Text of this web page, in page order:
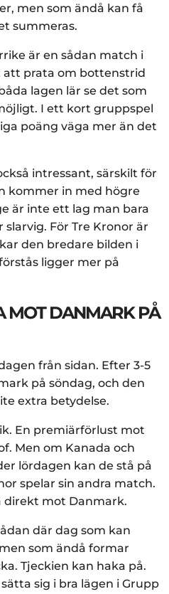
men som ändå kan få
summeras.
är en sådan match i
att prata om bottenstrid
lagen lär se det som
I ett kort gruppspel
poäng väga mer än det
intressant, särskilt för
kommer in med högre
är inte ett lag man bara
För Tre Kronor är
den bredare bilden i
ligger mer på
MOT DANMARK PÅ
från sidan. Efter 3-5
på söndag, och den
extra betydelse.
En premiärförlust mot
Men om Kanada och
lördagen kan de stå på
spelar sin andra match.
direkt mot Danmark.
där dag som kan
som ändå formar
Tjeckien kan haka på.
sig i bra lägen i Grupp